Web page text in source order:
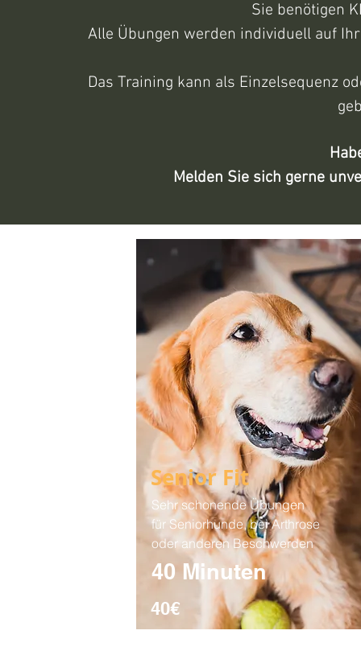
Sie benötigen
Alle Übungen werden individuell auf
Das Training kann als Einzelsequenz
Melden Sie sich gerne
Senior Fit
Sehr schonende Übungen
für Seniorhunde, bei Arthrose
oder anderen Beschwerden
40 Minuten
40€